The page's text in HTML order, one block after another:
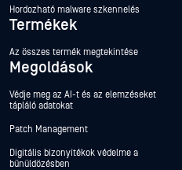
Hordozható malware szkennelés
Termékek
Az összes termék megtekintése
Megoldások
Védje meg az AI-t és az elemzéseket
tápláló adatokat
Patch Management
Digitális bizonyítékok védelme a
bűnüldözésben